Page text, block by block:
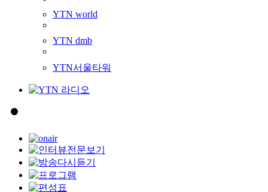
YTN world
YTN dmb
YTN서울타워